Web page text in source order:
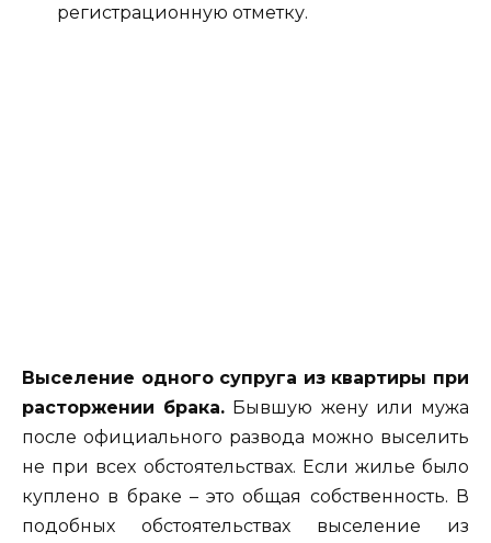
регистрационную отметку.
Выселение одного супруга из квартиры при
расторжении брака. Бывшую жену или мужа
после официального развода можно выселить
не при всех обстоятельствах. Если жилье было
куплено в браке – это общая собственность. В
подобных обстоятельствах выселение из